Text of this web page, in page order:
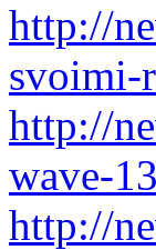
http://
svoimi-
http://
wave-
http://